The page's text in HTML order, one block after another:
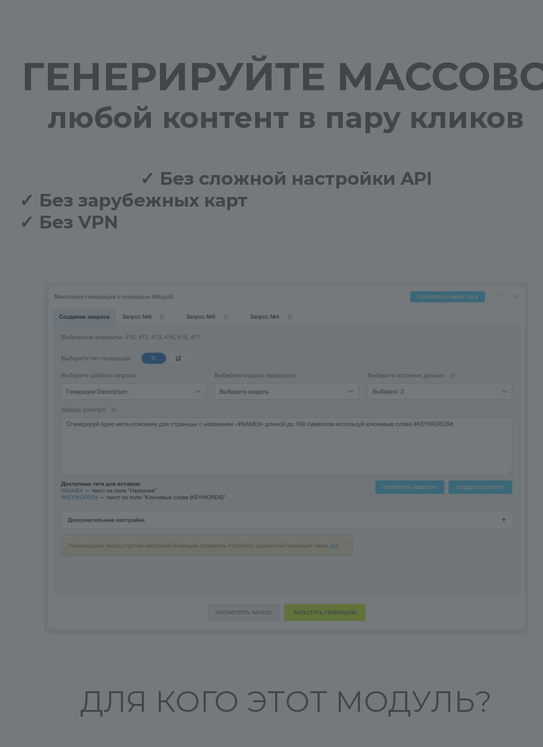
ГЕНЕРИРУЙТЕ
любой контент в пару кликов
✓ Без сложной настройки API
✓ Без зарубежных карт
✓ Без VPN
ДЛЯ КОГО ЭТОТ МОДУЛЬ?